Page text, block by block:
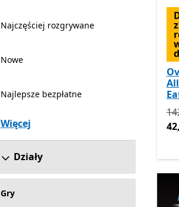
Najczęściej rozgrywane
Nowe
Najlepsze bezpłatne
Więcej
Działy
Gry